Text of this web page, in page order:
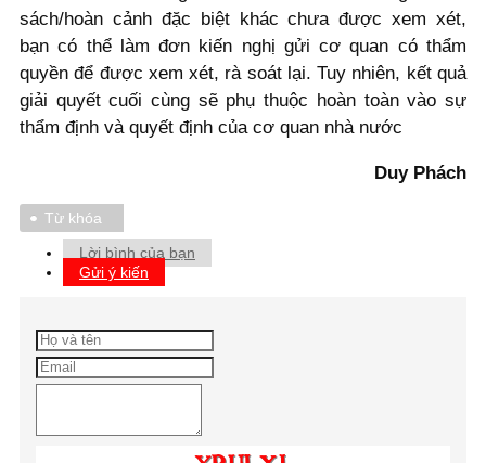
sách/hoàn cảnh đặc biệt khác chưa được xem xét,
bạn có thể làm đơn kiến nghị gửi cơ quan có thẩm
quyền để được xem xét, rà soát lại. Tuy nhiên, kết quả
giải quyết cuối cùng sẽ phụ thuộc hoàn toàn vào sự
thẩm định và quyết định của cơ quan nhà nước
Duy Phách
Từ khóa
Lời bình của bạn
Gửi ý kiến